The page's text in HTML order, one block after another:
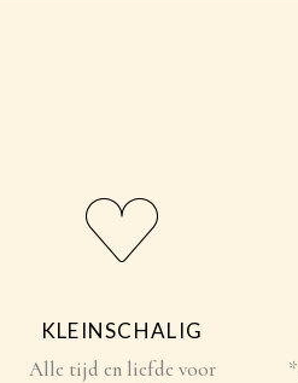
KLEINSCHALIG
Alle tijd en liefde voor